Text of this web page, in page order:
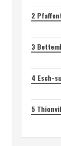
2
3
4 Esch-
5